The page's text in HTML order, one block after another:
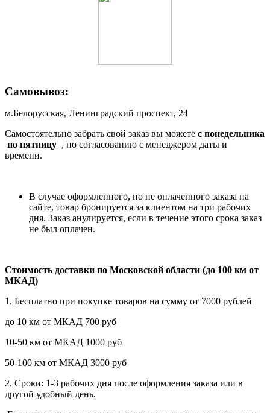
Самовывоз:
м.Белорусская, Ленинградский проспект, 24
Самостоятельно забрать свой заказ вы можете c понедельника
по пятницу , по согласованию с менеджером даты и
времени.
В случае оформленного, но не оплаченного заказа на
сайте, товар бронируется за клиентом на три рабочих
дня. Заказ анулируется, если в течение этого срока заказ
не был оплачен.
Стоимость доставки по Московской области (до 100 км от
МКАД)
1. Бесплатно при покупке товаров на сумму от 7000 рублей
до 10 км от МКАД 700 руб
10-50 км от МКАД 1000 руб
50-100 км от МКАД 3000 руб
2. Сроки: 1-3 рабочих дня после оформления заказа или в
другой удобный день.